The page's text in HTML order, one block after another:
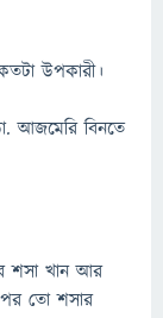
উপকারী।
আজমেরি বিনতে
শসা খান আর
তো শসার